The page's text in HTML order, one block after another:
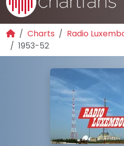
Charts
Radio
1953-52